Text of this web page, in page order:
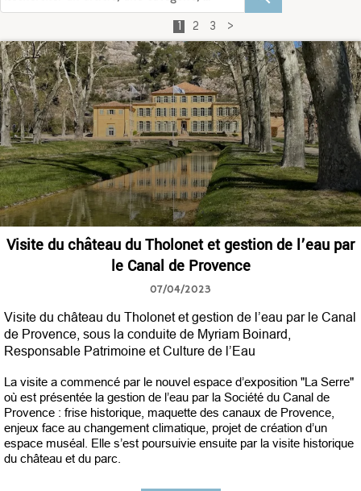
2 3 >
Visite du château du Tholonet et gestion de l’eau par
le Canal de Provence
07/04/2023
Visite du château du Tholonet et gestion de l’eau par le Canal
de Provence, sous la conduite de Myriam Boinard,
Responsable Patrimoine et Culture de l’Eau
La visite a commencé par le nouvel espace d’exposition "La Serre"
où est présentée la gestion de l’eau par la Société du Canal de
Provence : frise historique, maquette des canaux de Provence,
enjeux face au changement climatique, projet de création d’un
espace muséal. Elle s’est poursuivie ensuite par la visite historique
du château et du parc.